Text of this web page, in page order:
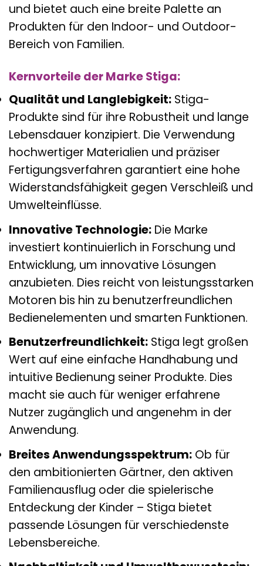
und bietet auch eine breite Palette an
Produkten für den Indoor- und Outdoor-
Bereich von Familien.
Kernvorteile der Marke Stiga:
Qualität und Langlebigkeit: Stiga-
Produkte sind für ihre Robustheit und lange
Lebensdauer konzipiert. Die Verwendung
hochwertiger Materialien und präziser
Fertigungsverfahren garantiert eine hohe
Widerstandsfähigkeit gegen Verschleiß und
Umwelteinflüsse.
Innovative Technologie: Die Marke
investiert kontinuierlich in Forschung und
Entwicklung, um innovative Lösungen
anzubieten. Dies reicht von leistungsstarken
Motoren bis hin zu benutzerfreundlichen
Bedienelementen und smarten Funktionen.
Benutzerfreundlichkeit: Stiga legt großen
Wert auf eine einfache Handhabung und
intuitive Bedienung seiner Produkte. Dies
macht sie auch für weniger erfahrene
Nutzer zugänglich und angenehm in der
Anwendung.
Breites Anwendungsspektrum: Ob für
den ambitionierten Gärtner, den aktiven
Familienausflug oder die spielerische
Entdeckung der Kinder – Stiga bietet
passende Lösungen für verschiedenste
Lebensbereiche.